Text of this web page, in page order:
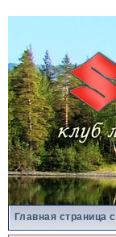
Главная страница